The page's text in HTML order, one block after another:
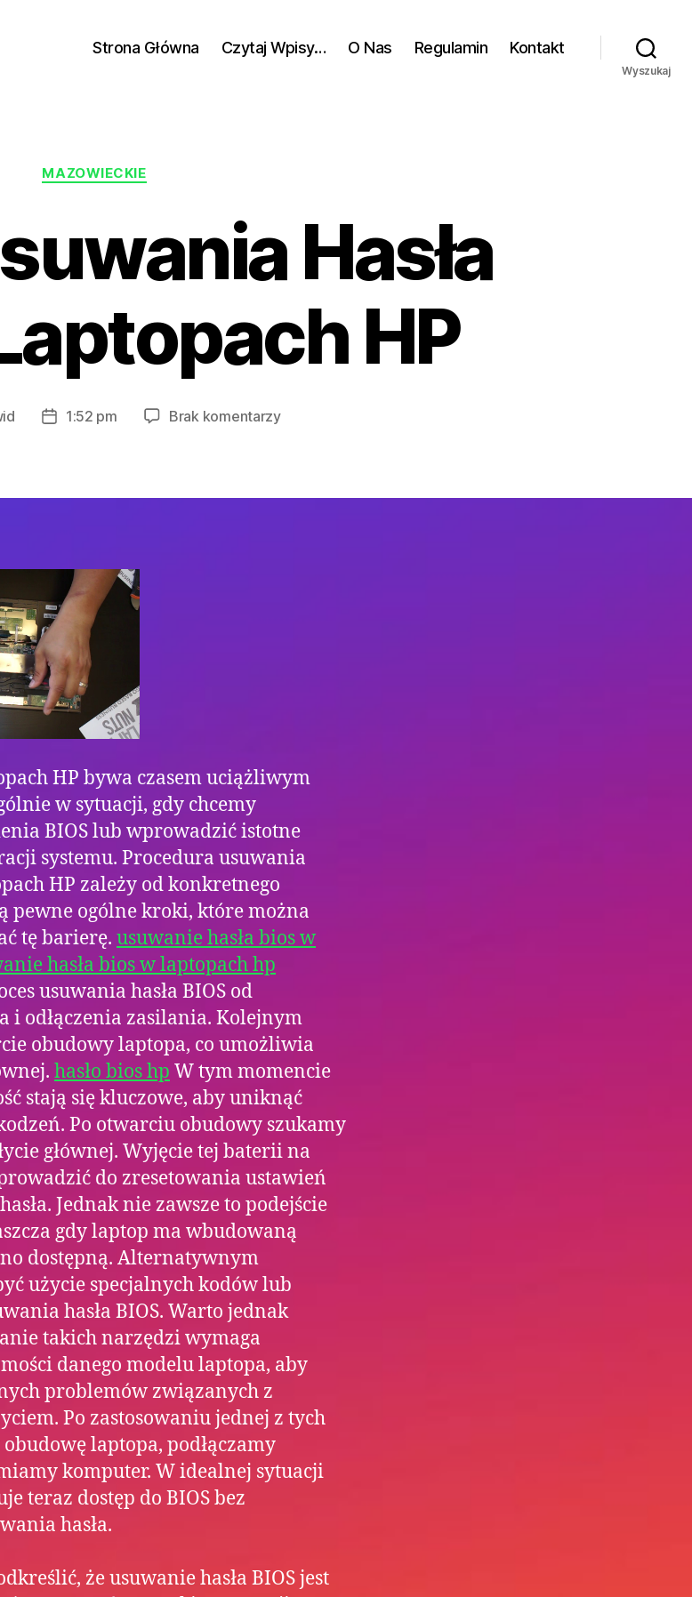
Strona Główna Czytaj Wpisy… O Nas Regulamin Kontakt
Wyszukaj
Kategorie
MAZOWIECKIE
Hasła
HP
Data1:52 pm Brak komentarzydo
BIOS
HP bywa czasem uciążliwym
w sytuacji, gdy chcemy
BIOS lub wprowadzić istotne
systemu. Procedura usuwania
HP zależy od konkretnego
pewne ogólne kroki, które można
tę barierę. usuwanie hasła bios w
hasła bios w laptopach hp
usuwania hasła BIOS od
i odłączenia zasilania. Kolejnym
obudowy laptopa, co umożliwia
hasło bios hp W tym momencie
stają się kluczowe, aby uniknąć
Po otwarciu obudowy szukamy
głównej. Wyjęcie tej baterii na
do zresetowania ustawień
Jednak nie zawsze to podejście
gdy laptop ma wbudowaną
dostępną. Alternatywnym
użycie specjalnych kodów lub
hasła BIOS. Warto jednak
takich narzędzi wymaga
danego modelu laptopa, aby
problemów związanych z
Po zastosowaniu jednej z tych
laptopa, podłączamy
komputer. W idealnej sytuacji
teraz dostęp do BIOS bez
hasła.
że usuwanie hasła BIOS jest